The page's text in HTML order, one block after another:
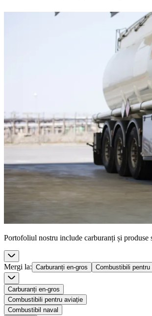
Portofoliul nostru include carburanți și
Mergi la: Carburanți en-gros Combustibili pentru
Carburanți en-gros
Combustibili pentru aviație
Combustibil naval